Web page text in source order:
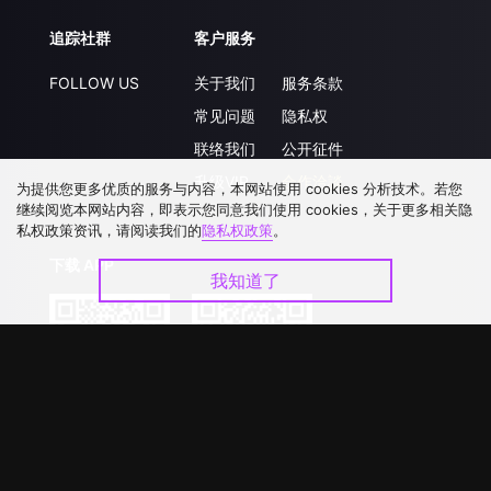
追踪社群
FOLLOW US
客户服务
关于我们
常见问题
联络我们
升级VIP
服务条款
隐私权
公开征件
合作洽談
下载 APP
为提供您更多优质的服务与内容，本网站使用 cookies 分析技术。若您
继续阅览本网站内容，即表示您同意我们使用 cookies，关于更多相关隐
私权政策资讯，请阅读我们的隐私权政策。
我知道了